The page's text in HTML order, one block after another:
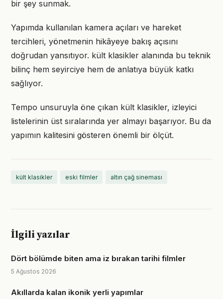
bir şey sunmak.
Yapımda kullanılan kamera açıları ve hareket
tercihleri, yönetmenin hikâyeye bakış açısını
doğrudan yansıtıyor. kült klasikler alanında bu teknik
bilinç hem seyirciye hem de anlatıya büyük katkı
sağlıyor.
Tempo unsuruyla öne çıkan kült klasikler, izleyici
listelerinin üst sıralarında yer almayı başarıyor. Bu da
yapımın kalitesini gösteren önemli bir ölçüt.
kült klasikler eski filmler altın çağ sineması
İlgili yazılar
Dört bölümde biten ama iz bırakan tarihi filmler
5 Ağustos 2026
Akıllarda kalan ikonik yerli yapımlar